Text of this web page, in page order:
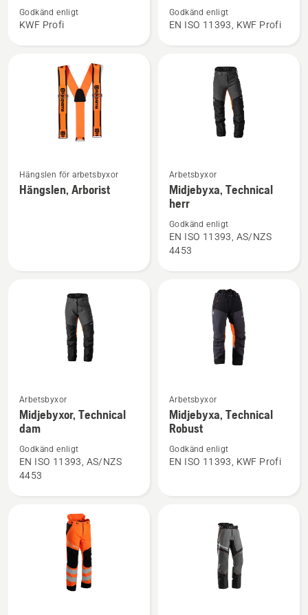
Skogsjacka,
Godkänd enligt
KWF Profi
Midjebyxa,
Godkänd enligt
EN ISO 11393, KWF Profi
Se
mer
Hängslen för arbetsbyxor
Hängslen, Arborist
Se
mer
information
om
Midjebyxa,
Technical
Arbetsbyxor
Midjebyxa, Technical
herr
Godkänd enligt
EN ISO 11393, AS/NZS
4453
Se
mer
information
om
Midjebyxor,
Technical
Arbetsbyxor
Midjebyxor, Technical
dam
Godkänd enligt
EN ISO 11393, AS/NZS
4453
Se
mer
information
om
Midjebyxa,
Arbetsbyxor
Midjebyxa, Technical
Robust
Godkänd enligt
EN ISO 11393, KWF Profi